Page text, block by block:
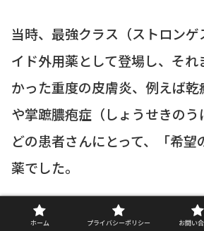
当時、最強クラス（ストロン
イド外用薬として登場し、それ
かった重度の皮膚炎、例えば乾
や掌蹠膿疱症（しょうせきの
どの患者さんにとって、「希望
薬でした。
「他の薬を何を塗ってもダメ
ホーム プライバシーポリシー お問い